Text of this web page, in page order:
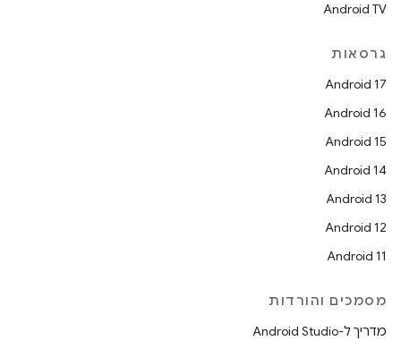
Android TV
גרסאות
Android 17
Android 16
Android 15
Android 14
Android 13
Android 12
Android 11
מסמכים והורדות
מדריך ל-Android Studio